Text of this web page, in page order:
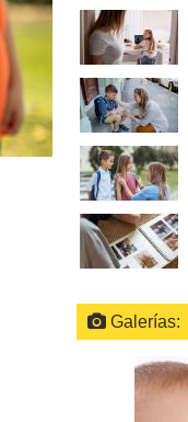
Galerías: